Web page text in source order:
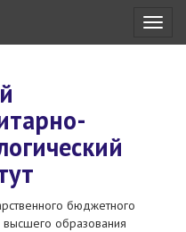
бюджетного
образования